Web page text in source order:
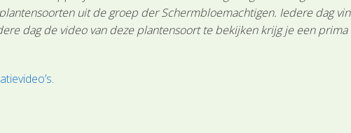
uit de groep der Schermbloemachtigen. Iedere dag
dag de video van deze plantensoort te bekijken krijg je een
.